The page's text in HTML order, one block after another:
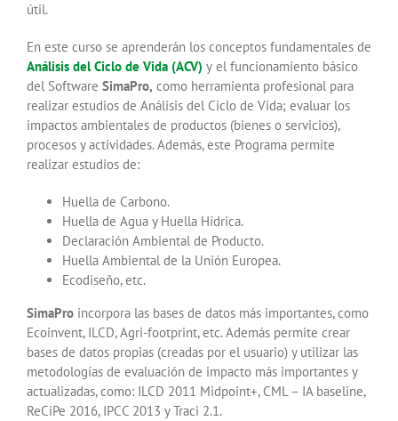
útil.
En este curso se aprenderán los conceptos fundamentales de
Análisis del Ciclo de Vida (ACV) y el funcionamiento básico
del Software SimaPro, como herramienta profesional para
realizar estudios de Análisis del Ciclo de Vida; evaluar los
impactos ambientales de productos (bienes o servicios),
procesos y actividades. Además, este Programa permite
realizar estudios de:
Huella de Carbono.
Huella de Agua y Huella Hídrica.
Declaración Ambiental de Producto.
Huella Ambiental de la Unión Europea.
Ecodiseño, etc.
SimaPro incorpora las bases de datos más importantes, como
Ecoinvent, ILCD, Agri-footprint, etc. Además permite crear
bases de datos propias (creadas por el usuario) y utilizar las
metodologías de evaluación de impacto más importantes y
actualizadas, como: ILCD 2011 Midpoint+, CML – IA baseline,
ReCiPe 2016, IPCC 2013 y Traci 2.1.